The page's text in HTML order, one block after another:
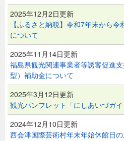
2025年12月2日更新
【ふるさと納税】令和7年末から
について
2025年11月14日更新
福島県観光関連事業者等誘客促進
型）補助金について
2025年3月12日更新
観光パンフレット「にしあいづガイ
2024年12月10日更新
西会津国際芸術村年末年始休館日